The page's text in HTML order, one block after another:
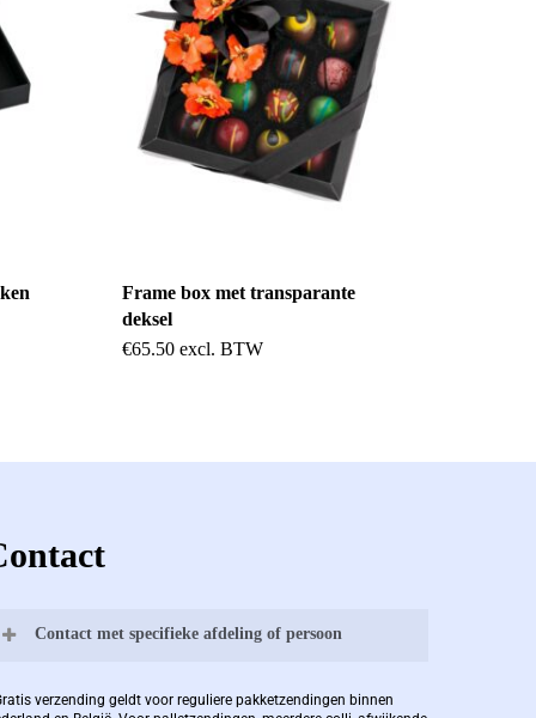
Frame box met transparante
deksel
€65.50 excl. BTW
Contact met specifieke afdeling of persoon
Bernard Pauwels:
verzending geldt voor reguliere pakketzendingen binnen